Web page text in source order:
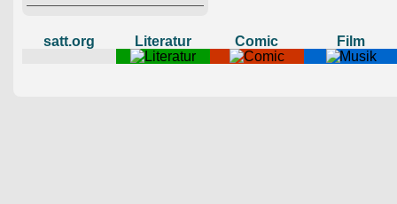
satt.org Literatur Comic Film